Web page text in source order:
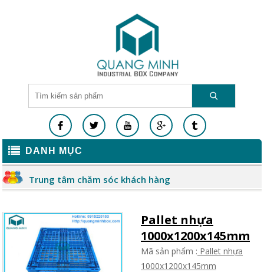
DANH MỤC
Trung tâm chăm sóc khách hàng
Pallet nhựa
1000x1200x145mm
Mã sản phẩm : Pallet nhựa
1000x1200x145mm